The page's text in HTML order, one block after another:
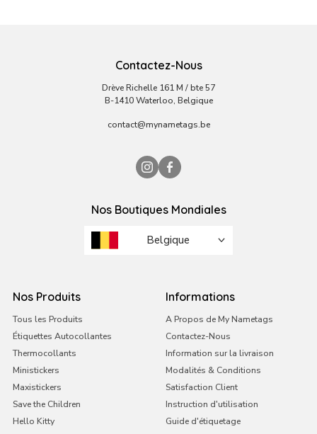
Contactez-Nous
Drève Richelle 161 M / bte 57
B-1410 Waterloo, Belgique
contact@mynametags.be
Nos Boutiques Mondiales
Belgique
Émirats arabes unis
Nos Produits
Tous les Produits
Étiquettes Autocollantes
Thermocollants
Ministickers
Maxistickers
Save the Children
Hello Kitty
Informations
A Propos de My Nametags
Contactez-Nous
Information sur la livraison
Modalités & Conditions
Satisfaction Client
Instruction d'utilisation
Guide d'étiquetage